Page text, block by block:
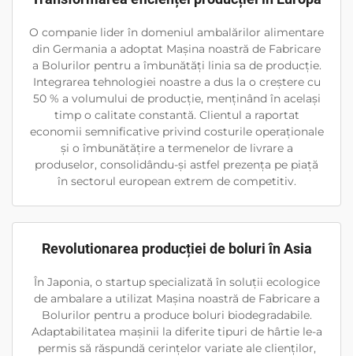
O companie lider în domeniul ambalărilor alimentare
din Germania a adoptat Mașina noastră de Fabricare
a Bolurilor pentru a îmbunătăți linia sa de producție.
Integrarea tehnologiei noastre a dus la o creștere cu
50 % a volumului de producție, menținând în același
timp o calitate constantă. Clientul a raportat
economii semnificative privind costurile operaționale
și o îmbunătățire a termenelor de livrare a
produselor, consolidându-și astfel prezența pe piață
în sectorul european extrem de competitiv.
Revolutionarea producției de boluri în Asia
În Japonia, o startup specializată în soluții ecologice
de ambalare a utilizat Mașina noastră de Fabricare a
Bolurilor pentru a produce boluri biodegradabile.
Adaptabilitatea mașinii la diferite tipuri de hârtie le-a
permis să răspundă cerințelor variate ale clienților,